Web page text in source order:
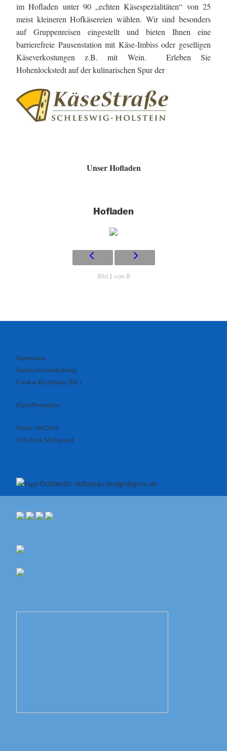
im Hofladen unter 90 „echten Käsespezialitäten“ von 25
meist kleineren Hofkäsereien wählen. Wir sind besonders
auf Gruppenreisen eingestellt und bieten Ihnen eine
barrierefreie Pausenstation mit Käse-Imbiss oder geselligen
Käseverkostungen z.B. mit Wein. Erleben Sie
Hohenlockstedt auf der kulinarischen Spur der
Unser Hofladen
Hofladen
Bild 1 von 8
Impressum
Datenschutzerklärung
Cookie-Richtlinie (EU)
Flyer/Prospekte
Stand: 09/2019
© Kirsten Möllgaard